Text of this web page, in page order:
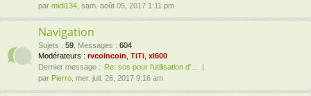
par midi134 , sam. août 05, 2017 1:11 pm
Navigation
Sujets : 59 Messages : 604
Modérateurs : rvcoincoin TiTi xl600
Dernier message :
Re: sos pour l'utilisation d'…
par Pierro , mer. juil. 26, 2017 9:16 am